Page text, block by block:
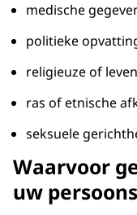
medische
politieke
religieuze of
ras of etnische
seksuele
Waarvoor
uw